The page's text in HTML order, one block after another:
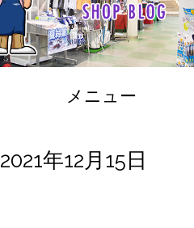
メニュー
2021年12月15日